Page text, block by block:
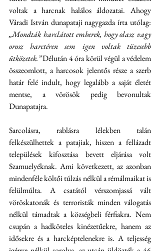
voltak a harcnak halálos áldozatai. Ahogy
„Mondták harclátott emberek, hogy olasz vagy
orosz harctéren sem igen voltak tüzesebb
ütközetek.” Délután 4 óra körül végül a védelem
összeomlott, a harcosok jelentős része a szerb
határ felé indult, hogy legalább a saját életét
mentse, a vörösök pedig bevonultak
Dunapatajra.
Sarcolásra, rablásra lélekben talán
felkészülhettek a patajiak, hiszen a fellázadt
települések kifosztása bevett eljárása volt
Szamuelyéknak. Ami következett, az azonban
mindenféle költői túlzás nélkül a rémálmaikat is
felülmúlta. A csatától vérszomjassá vált
vöröskatonák és terroristák minden válogatás
nélkül támadtak a községbeli férfiakra. Nem
csupán a hadköteles kinézetűekre, hanem az
idősekre és a harcképtelenekre is. A teljesség